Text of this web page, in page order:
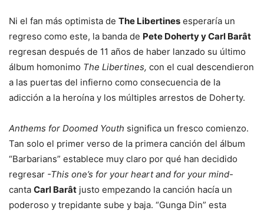
Ni el fan más optimista de The Libertines esperaría un
regreso como este, la banda de Pete Doherty y Carl Barât
regresan después de 11 años de haber lanzado su último
álbum homonimo The Libertines, con el cual descendieron
a las puertas del infierno como consecuencia de la
adicción a la heroína y los múltiples arrestos de Doherty.
Anthems for Doomed Youth significa un fresco comienzo.
Tan solo el primer verso de la primera canción del álbum
“Barbarians” establece muy claro por qué han decidido
regresar -This one’s for your heart and for your mind-
canta Carl Barât justo empezando la canción hacía un
poderoso y trepidante sube y baja. “Gunga Din” esta